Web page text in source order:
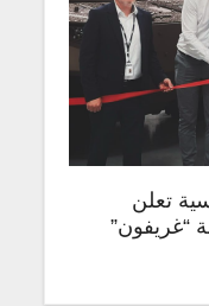
تعلن
“غريفون”